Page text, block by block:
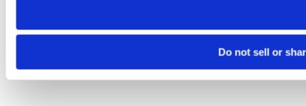
Do not sell or